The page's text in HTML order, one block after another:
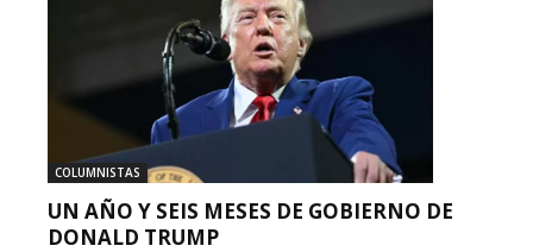
COLUMNISTAS
UN AÑO Y SEIS MESES DE GOBIERNO DE
DONALD TRUMP